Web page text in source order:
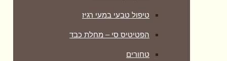
טיפול טבעי במעי רגיז
הפטיטיס סי – מחלת כבד
טחורים